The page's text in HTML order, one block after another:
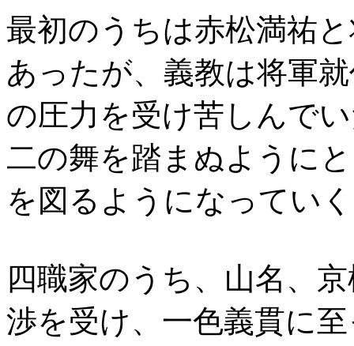
最初のうちは赤松満祐
あったが、義教は将軍
の圧力を受け苦しんで
二の舞を踏まぬように
を図るようになってい
四職家のうち、山名、
渉を受け、一色義貫に